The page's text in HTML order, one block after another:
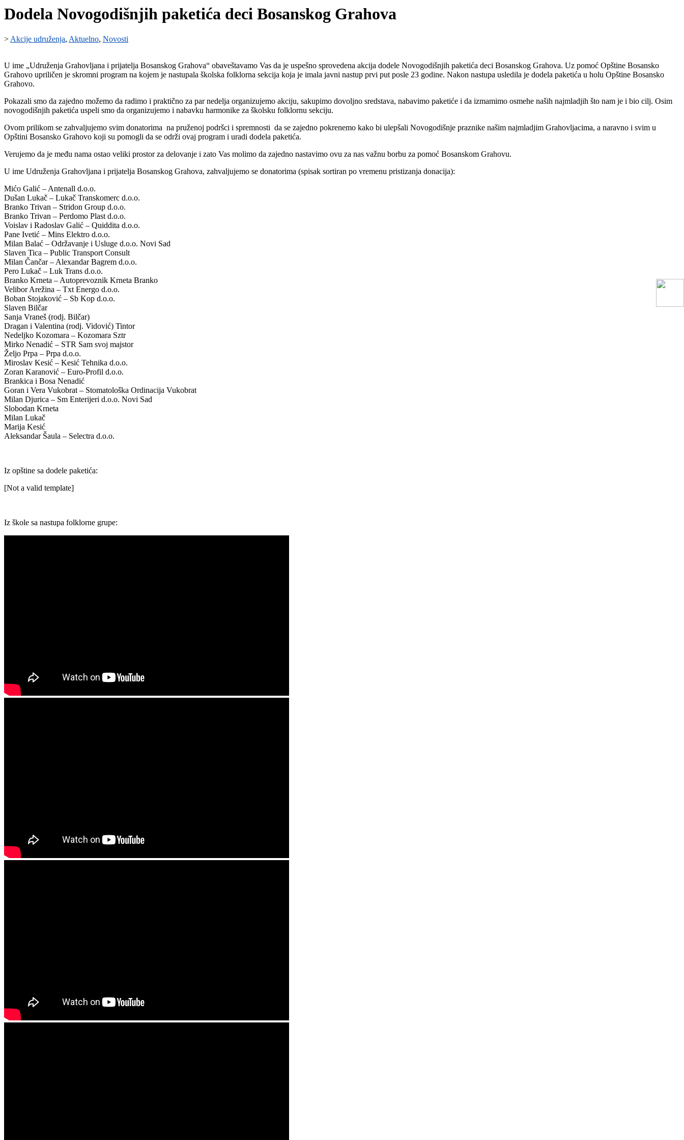
Dodela Novogodišnjih paketića deci Bosanskog Grahova
> Akcije udruženja, Aktuelno, Novosti
U ime „Udruženja Grahovljana i prijatelja Bosanskog Grahova“ obaveštavamo Vas da je uspešno sprovedena akcija dodele Novogodišnjih paketića deci Bosanskog Grahova. Uz pomoć Opštine Bosansko
Grahovo upriličen je skromni program na kojem je nastupala školska folklorna sekcija koja je imala javni nastup prvi put posle 23 godine. Nakon nastupa usledila je dodela paketića u holu Opštine Bosansko
Grahovo.
Pokazali smo da zajedno možemo da radimo i praktično za par nedelja organizujemo akciju, sakupimo dovoljno sredstava, nabavimo paketiće i da izmamimo osmehe naših najmladjih što nam je i bio cilj. Osim
novogodišnjih paketića uspeli smo da organizujemo i nabavku harmonike za školsku folklornu sekciju.
Ovom prilikom se zahvaljujemo svim donatorima na pruženoj podršci i spremnosti da se zajedno pokrenemo kako bi ulepšali Novogodišnje praznike našim najmladjim Grahovljacima, a naravno i svim u
Opštini Bosansko Grahovo koji su pomogli da se održi ovaj program i uradi dodela paketića.
Verujemo da je među nama ostao veliki prostor za delovanje i zato Vas molimo da zajedno nastavimo ovu za nas važnu borbu za pomoć Bosanskom Grahovu.
U ime Udruženja Grahovljana i prijatelja Bosanskog Grahova, zahvaljujemo se donatorima (spisak sortiran po vremenu pristizanja donacija):
Mićo Galić – Antenall d.o.o.
Dušan Lukač – Lukač Transkomerc d.o.o.
Branko Trivan – Stridon Group d.o.o.
Branko Trivan – Perdomo Plast d.o.o.
Voislav i Radoslav Galić – Quiddita d.o.o.
Pane Ivetić – Mins Elektro d.o.o.
Milan Balać – Održavanje i Usluge d.o.o. Novi Sad
Slaven Tica – Public Transport Consult
Milan Čančar – Alexandar Bagrem d.o.o.
Pero Lukač – Luk Trans d.o.o.
Branko Krneta – Autoprevoznik Krneta Branko
Velibor Arežina – Txt Energo d.o.o.
Boban Stojaković – Sb Kop d.o.o.
Slaven Bilčar
Sanja Vraneš (rodj. Bilčar)
Dragan i Valentina (rodj. Vidović) Tintor
Nedeljko Kozomara – Kozomara Sztr
Mirko Nenadić – STR Sam svoj majstor
Željo Prpa – Prpa d.o.o.
Miroslav Kesić – Kesić Tehnika d.o.o.
Zoran Karanović – Euro-Profil d.o.o.
Brankica i Bosa Nenadić
Goran i Vera Vukobrat – Stomatološka Ordinacija Vukobrat
Milan Djurica – Sm Enterijeri d.o.o. Novi Sad
Slobodan Krneta
Milan Lukač
Marija Kesić
Aleksandar Šaula – Selectra d.o.o.
Iz opštine sa dodele paketića:
[Not a valid template]
Iz škole sa nastupa folklorne grupe: